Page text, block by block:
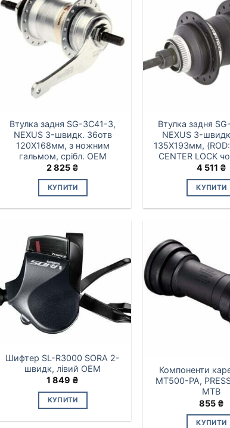
Втулка задня SG-3C41-3,
NEXUS 3-швидк. 36отв
120X168мм, з ножним
гальмом, срібл. ОЕМ
2 825 ₴
КУПИТИ
Втулка задня
NEXUS 3-
135X193мм,
CENTER LOCK
4 511 ₴
КУПИТИ
Шифтер SL-R3000 SORA 2-
швидк, лівий ОЕМ
1 849 ₴
КУПИТИ
Компоненти
MT500-PA,
MTB
855 ₴
КУПИТИ